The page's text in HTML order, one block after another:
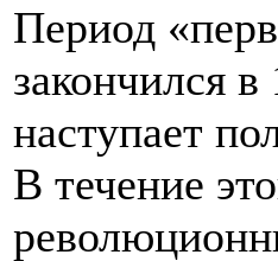
Период
закончился
наступает
В течение